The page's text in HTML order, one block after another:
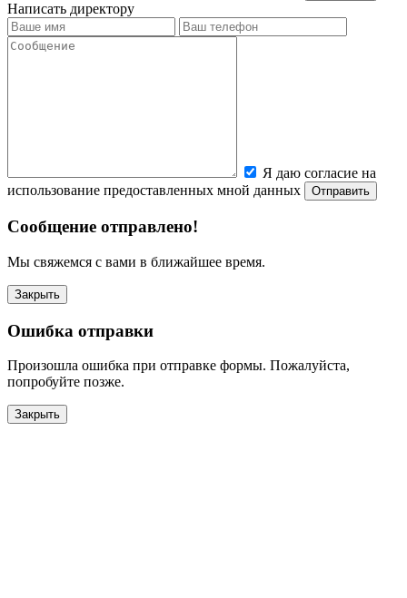
Написать директору
Я даю согласие на
использование предоставленных мной данных
Сообщение отправлено!
Мы свяжемся с вами в ближайшее время.
Закрыть
Ошибка отправки
Произошла ошибка при отправке формы. Пожалуйста,
попробуйте позже.
Закрыть